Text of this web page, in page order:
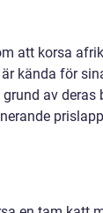
att korsa
kända för
av deras